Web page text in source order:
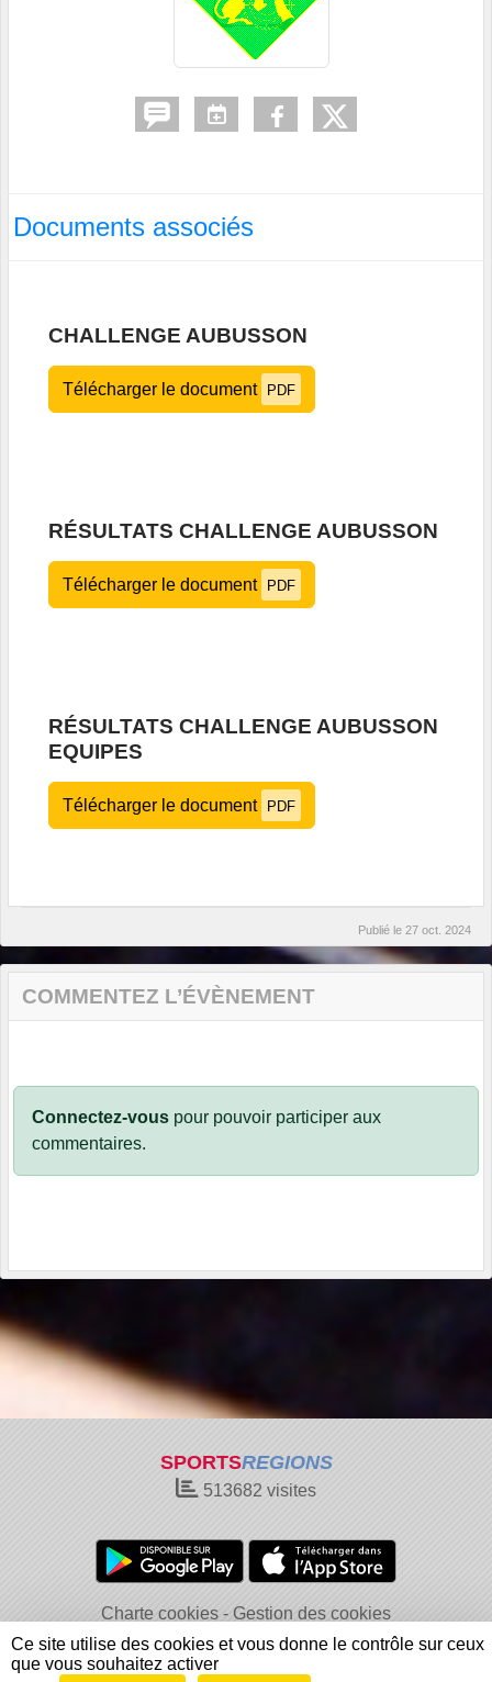
Documents associés
CHALLENGE AUBUSSON
Télécharger le document PDF
RÉSULTATS CHALLENGE AUBUSSON
Télécharger le document PDF
RÉSULTATS CHALLENGE AUBUSSON
EQUIPES
Télécharger le document PDF
Publié le 27 oct. 2024
COMMENTEZ L’ÉVÈNEMENT
Connectez-vous pour pouvoir participer aux
commentaires.
SPORTSREGIONS
513682 visites
Charte cookies
Gestion des cookies
Informations légales
Signaler un contenu inapproprié
Ce site utilise des cookies et vous donne le contrôle sur ceux
que vous souhaitez activer